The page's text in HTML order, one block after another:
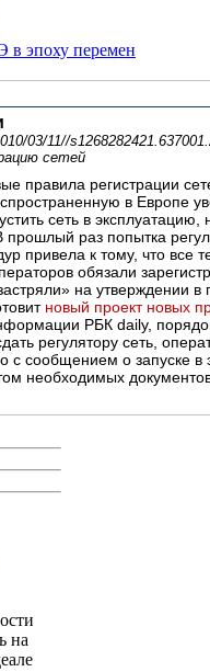
в эпоху перемен
03/11//
сетей
правила регистрации
в Европе
сеть в эксплуатацию,
раз попытка
привела к тому, что все
обязали
на утверждении в
новый проект новых
РБК daily,
регулятору сеть,
с сообщением о запуске в
необходимых
на